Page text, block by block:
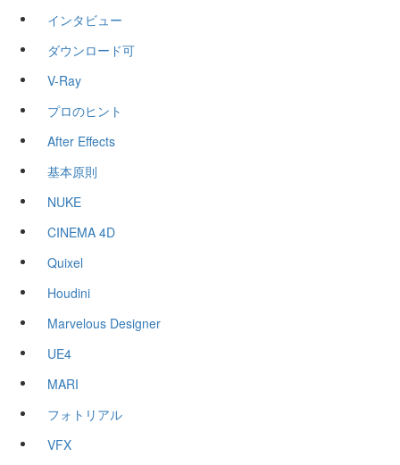
インタビュー
ダウンロード可
V-Ray
プロのヒント
After Effects
基本原則
NUKE
CINEMA 4D
Quixel
Houdini
Marvelous Designer
UE4
MARI
フォトリアル
VFX